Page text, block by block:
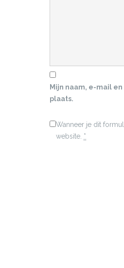
Mijn naam, e-mail
plaats.
Wanneer je dit
website. *